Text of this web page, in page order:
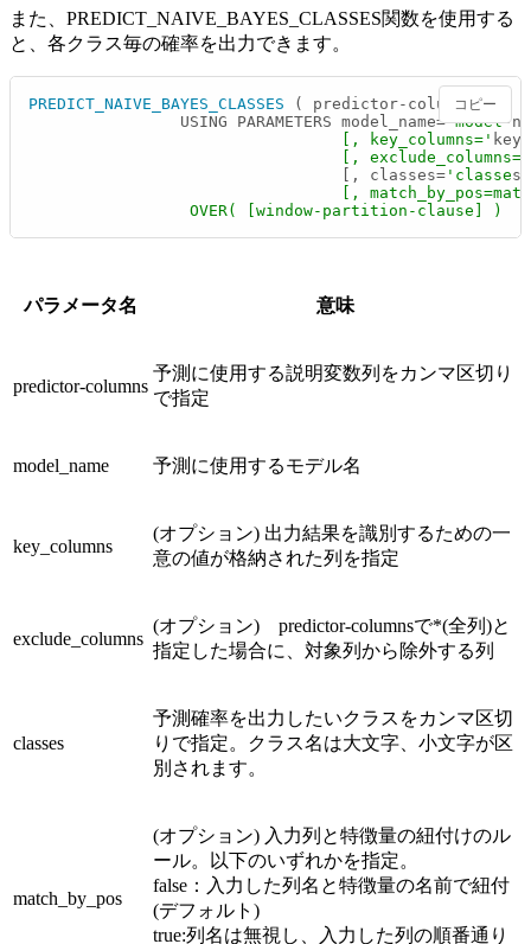
また、PREDICT_NAIVE_BAYES_CLASSES関数を使用する
と、各クラス毎の確率を出力できます。
PREDICT_NAIVE_BAYES_CLASSES ( predictor‑columns
                USING PARAMETERS model_name=
'model
                                 [, key_columns='
                                 [, exclude_columns='
                                 [, classes=
'classes
[,
                 OVER( [window-partition-clause] )
コピー
パラメータ名 意味
predictor‑columns
予測に使用する説明変数列をカンマ区切り
で指定
model_name 予測に使用するモデル名
key_columns
(オプション) 出力結果を識別するための一
意の値が格納された列を指定
exclude_columns
(オプション) predictor‑columnsで*(全列)と
指定した場合に、対象列から除外する列
classes
予測確率を出力したいクラスをカンマ区切
りで指定。クラス名は大文字、小文字が区
別されます。
match_by_pos
(オプション) 入力列と特徴量の紐付けのル
ール。以下のいずれかを指定。
false：入力した列名と特徴量の名前で紐付
(デフォルト)
true:列名は無視し、入力した列の順番通り